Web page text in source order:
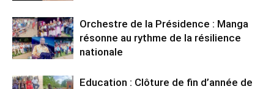
Orchestre de la Présidence : Manga
résonne au rythme de la résilience
nationale
Education : Clôture de fin d’année de